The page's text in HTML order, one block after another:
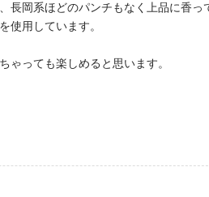
岡系ほどのパンチもなく上品に香っ
使用しています。
っても楽しめると思います。